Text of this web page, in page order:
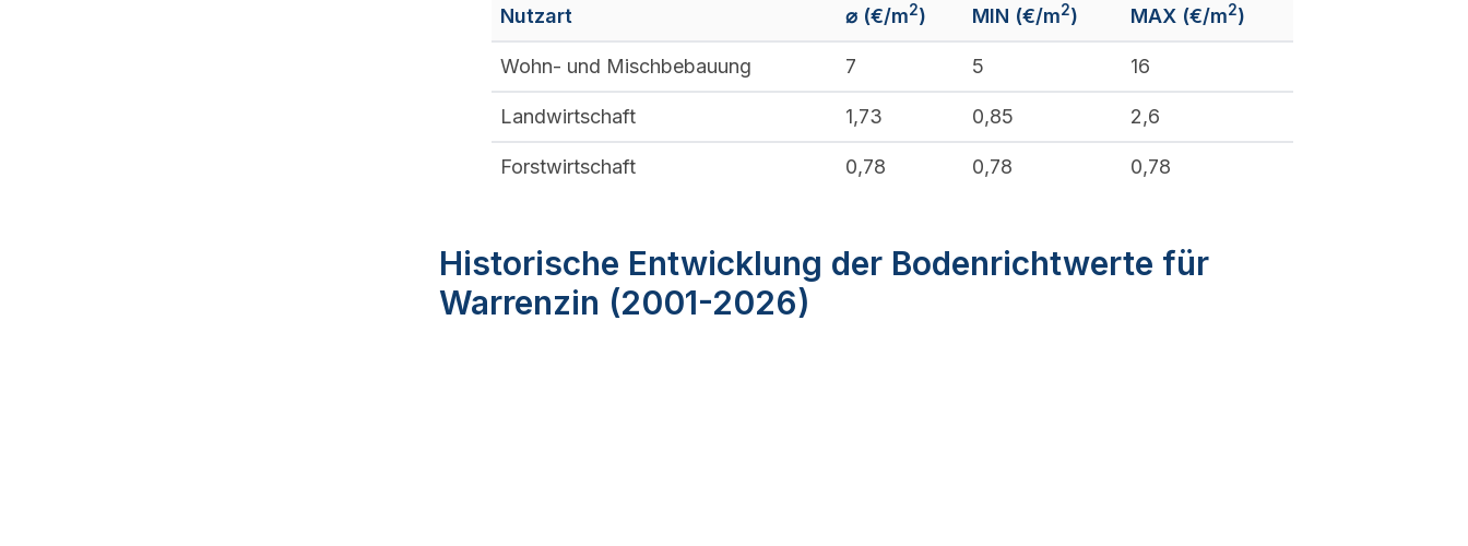
Nutzart ⌀ (€/m2) MIN (€/m2) MAX (€/m2)
Wohn- und Mischbebauung 7 5 16
Landwirtschaft 1,73 0,85 2,6
Forstwirtschaft 0,78 0,78 0,78
Historische Entwicklung der Bodenrichtwerte für
Warrenzin (2001-2026)